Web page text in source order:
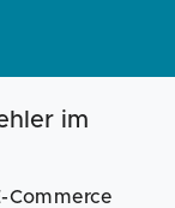
im
Commerce